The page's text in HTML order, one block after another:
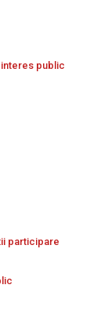
public
participare